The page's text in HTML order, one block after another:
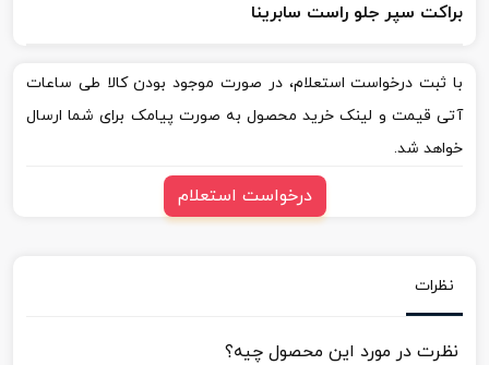
براکت سپر جلو راست سابرینا
با ثبت درخواست استعلام، در صورت موجود بودن کالا طی ساعات
آتی قیمت و لینک خرید محصول به صورت پیامک برای شما ارسال
خواهد شد.
درخواست استعلام
نظرات
نظرت در مورد این محصول چیه؟